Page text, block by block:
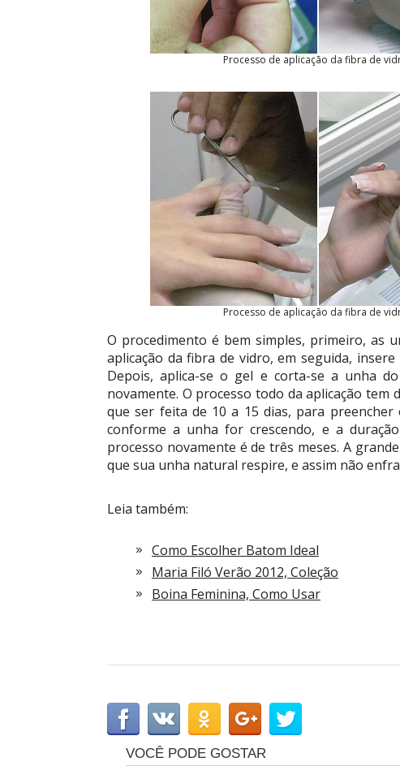
Processo de aplicação da fibra de
Processo de aplicação da fibra de
O procedimento é bem simples, primeiro, as
aplicação da fibra de vidro, em seguida,
Depois, aplica-se o gel e corta-se a unha
novamente. O processo todo da aplicação tem
que ser feita de 10 a 15 dias, para
conforme a unha for crescendo, e a
processo novamente é de três meses. A
que sua unha natural respire, e assim não
Leia também:
Como Escolher Batom Ideal
Maria Filó Verão 2012, Coleção
Boina Feminina, Como Usar